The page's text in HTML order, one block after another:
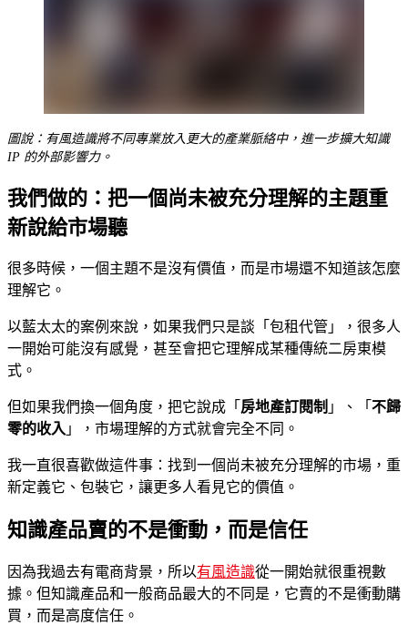
圖說：有風造識將不同專業放入更大的產業脈絡中，進一步擴大知識
IP 的外部影響力。
我們做的：把一個尚未被充分理解的主題重
新說給市場聽
很多時候，一個主題不是沒有價值，而是市場還不知道該怎麼
理解它。
以藍太太的案例來說，如果我們只是談「包租代管」，很多人
一開始可能沒有感覺，甚至會把它理解成某種傳統二房東模
式。
但如果我們換一個角度，把它說成「 房地產訂閱制 」、「 不歸
零的收入 」，市場理解的方式就會完全不同。
我一直很喜歡做這件事：找到一個尚未被充分理解的市場，重
新定義它、包裝它，讓更多人看見它的價值。
知識產品賣的不是衝動，而是信任
因為我過去有電商背景，所以有風造識從一開始就很重視數
據。但知識產品和一般商品最大的不同是，它賣的不是衝動購
買，而是高度信任。